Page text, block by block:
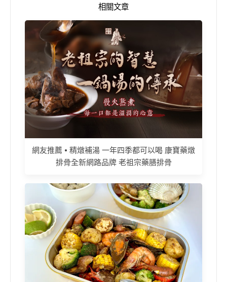
相關文章
網友推薦 • 精燉補湯 一年四季都可以喝 康寶藥燉
排骨全新網路品牌 老祖宗藥膳排骨